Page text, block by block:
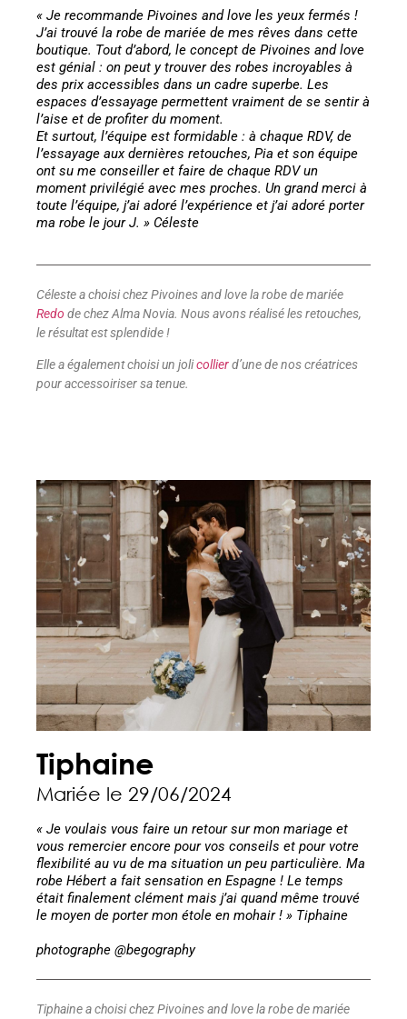
« Je recommande Pivoines and love les yeux fermés !
J’ai trouvé la robe de mariée de mes rêves dans cette
boutique. Tout d’abord, le concept de Pivoines and love
est génial : on peut y trouver des robes incroyables à
des prix accessibles dans un cadre superbe. Les
espaces d’essayage permettent vraiment de se sentir à
l’aise et de profiter du moment.
Et surtout, l’équipe est formidable : à chaque RDV, de
l’essayage aux dernières retouches, Pia et son équipe
ont su me conseiller et faire de chaque RDV un
moment privilégié avec mes proches. Un grand merci à
toute l’équipe, j’ai adoré l’expérience et j’ai adoré porter
ma robe le jour J. » Céleste
Céleste a choisi chez Pivoines and love la robe de mariée
Redo de chez Alma Novia. Nous avons réalisé les retouches,
le résultat est splendide !
Elle a également choisi un jolicollierd’une de nos créatrices
pour accessoiriser sa tenue.
Tiphaine
Mariée le 29/06/2024
« Je voulais vous faire un retour sur mon mariage et
vous remercier encore pour vos conseils et pour votre
flexibilité au vu de ma situation un peu particulière. Ma
robe Hébert a fait sensation en Espagne ! Le temps
était finalement clément mais j’ai quand même trouvé
le moyen de porter mon étole en mohair ! » Tiphaine
photographe @begography
Tiphaine a choisi chez Pivoines and love la robe de mariée